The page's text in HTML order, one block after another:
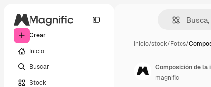
Crear
Inicio
Buscar
Stock
Inicio/stock/Fotos/
Composición de la
magnific